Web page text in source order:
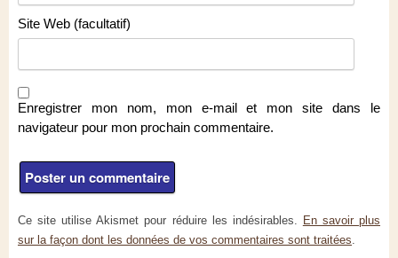
Site Web (facultatif)
Enregistrer mon nom, mon e-mail et mon site dans le
navigateur pour mon prochain commentaire.
Ce site utilise Akismet pour réduire les indésirables. En savoir plus
sur la façon dont les données de vos commentaires sont traitées